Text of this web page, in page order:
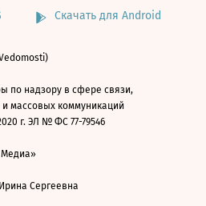
Скачать для Android
по надзору в сфере связи,
массовых коммуникаций
г. ЭЛ № ФС 77-79546
Медиа»
Сергеевна